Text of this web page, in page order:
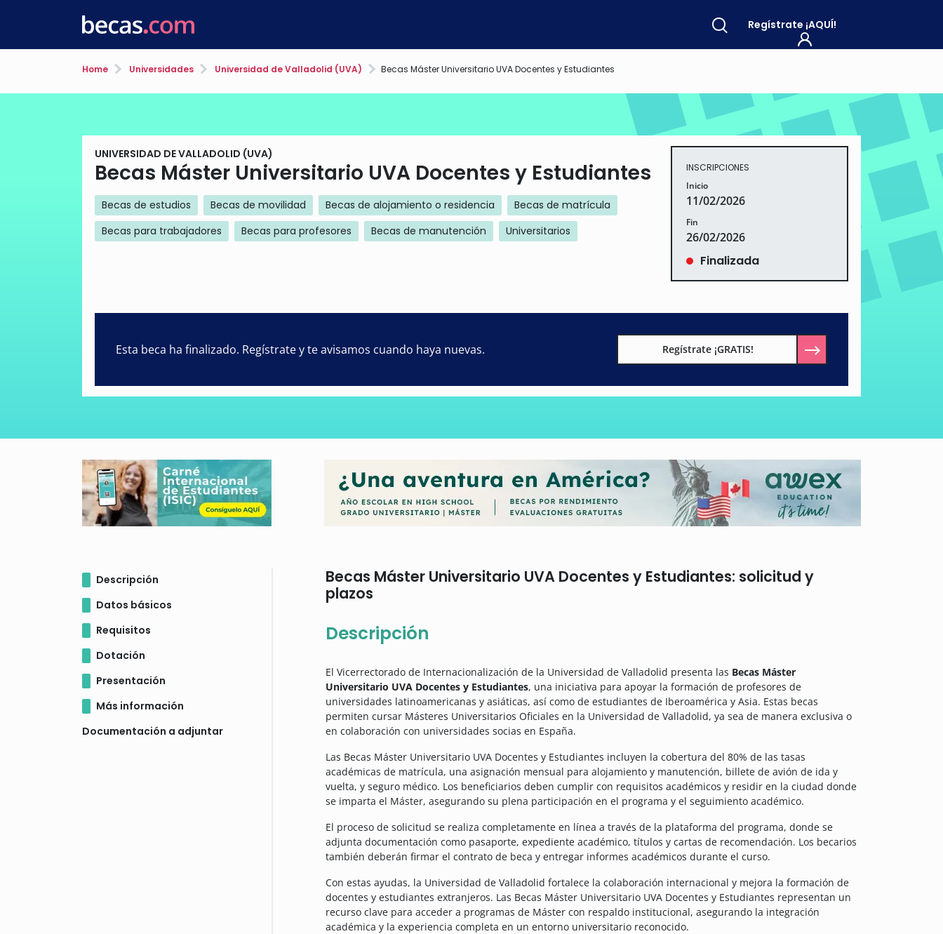
Regístrate ¡AQUÍ!
Home Universidades Universidad de Valladolid (UVA) Becas Máster Universitario UVA Docentes y Estudiantes
UNIVERSIDAD DE VALLADOLID (UVA)
Becas Máster Universitario UVA Docentes y Estudiantes
Becas de estudios Becas de movilidad Becas de alojamiento o residencia
Becas de matrícula
Becas para trabajadores
Becas para profesores Becas de manutención Universitarios
INSCRIPCIONES
Inicio
11/02/2026
Fin
26/02/2026
Finalizada
Esta beca ha finalizado. Regístrate y te avisamos cuando haya nuevas. Regístrate ¡GRATIS!
Descripción
Datos básicos
Requisitos
Dotación
Presentación
Más información
Documentación a adjuntar
Becas Máster Universitario UVA Docentes y Estudiantes: solicitud y
plazos
Descripción
El Vicerrectorado de Internacionalización de la Universidad de Valladolid presenta las Becas Máster
Universitario UVA Docentes y Estudiantes, una iniciativa para apoyar la formación de profesores de
universidades latinoamericanas y asiáticas, así como de estudiantes de Iberoamérica y Asia. Estas becas
permiten cursar Másteres Universitarios Oficiales en la Universidad de Valladolid, ya sea de manera exclusiva o
en colaboración con universidades socias en España.
Las Becas Máster Universitario UVA Docentes y Estudiantes incluyen la cobertura del 80% de las tasas
académicas de matrícula, una asignación mensual para alojamiento y manutención, billete de avión de ida y
vuelta, y seguro médico. Los beneficiarios deben cumplir con requisitos académicos y residir en la ciudad donde
se imparta el Máster, asegurando su plena participación en el programa y el seguimiento académico.
El proceso de solicitud se realiza completamente en línea a través de la plataforma del programa, donde se
adjunta documentación como pasaporte, expediente académico, títulos y cartas de recomendación. Los becarios
también deberán firmar el contrato de beca y entregar informes académicos durante el curso.
Con estas ayudas, la Universidad de Valladolid fortalece la colaboración internacional y mejora la formación de
docentes y estudiantes extranjeros. Las Becas Máster Universitario UVA Docentes y Estudiantes representan un
recurso clave para acceder a programas de Máster con respaldo institucional, asegurando la integración
académica y la experiencia completa en un entorno universitario reconocido.